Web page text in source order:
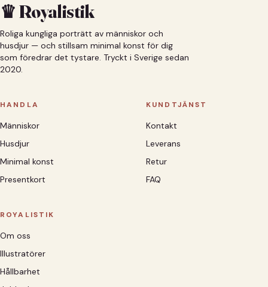
♛ Royalistik
Roliga kungliga porträtt av människor och
husdjur — och stillsam minimal konst för dig
som föredrar det tystare. Tryckt i Sverige sedan
2020.
HANDLA
Människor
Husdjur
Minimal konst
Presentkort
KUNDTJÄNST
Kontakt
Leverans
Retur
FAQ
ROYALISTIK
Om oss
Illustratörer
Hållbarhet